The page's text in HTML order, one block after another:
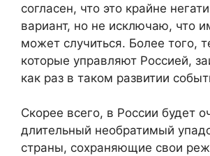
согласен, что это крайне
вариант, но не исключаю, что
может случиться. Более того,
которые управляют Россией,
как раз в таком развитии
Скорее всего, в России будет
длительный необратимый
страны, сохраняющие свои